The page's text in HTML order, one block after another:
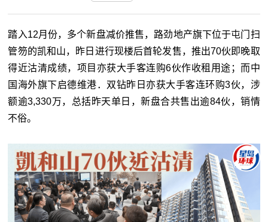
踏入12月份，多个新盘减价推售，路劲地产旗下位于屯门扫
管笏的凯和山，昨日进行现楼后首轮发售，推出70伙即晚取
得近沽清成绩，项目亦获大手客连购6伙作收租用途；而中
国海外旗下启德维港．双钻昨日亦获大手客连环购3伙，涉
额逾3,330万，总括昨天单日，新盘合共售出逾84伙，销情
不俗。